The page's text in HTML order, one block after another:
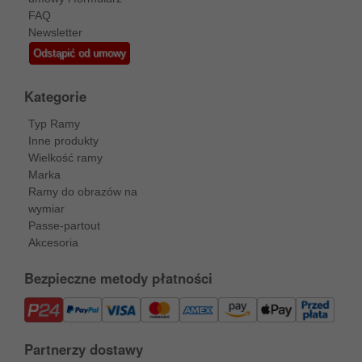
FAQ
Newsletter
Odstąpić od umowy
Kategorie
Typ Ramy
Inne produkty
Wielkość ramy
Marka
Ramy do obrazów na
wymiar
Passe-partout
Akcesoria
Bezpieczne metody płatności
Partnerzy dostawy